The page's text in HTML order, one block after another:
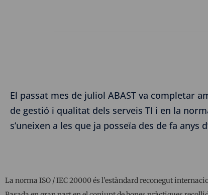
El passat mes de juliol ABAST va completar
de gestió i qualitat dels serveis TI i en la
s’uneixen a les que ja posseïa des de fa anys
La norma ISO / IEC 20000 és l’estàndard reconegut